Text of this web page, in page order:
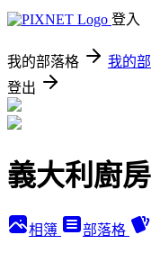
登入
我的部落格 我的
登出
義大利廚房
相簿 部落格